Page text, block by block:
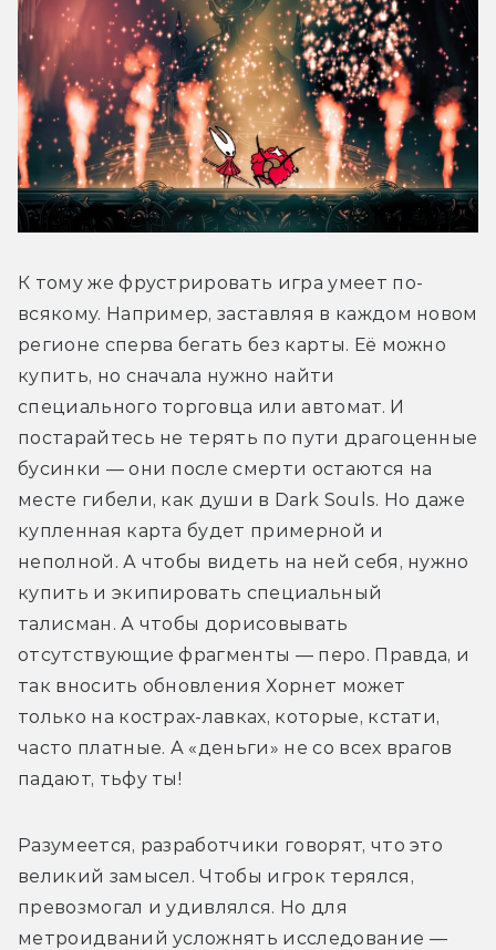
К тому же фрустрировать игра умеет по-
всякому. Например, заставляя в каждом новом
регионе сперва бегать без карты. Её можно
купить, но сначала нужно найти
специального торговца или автомат. И
постарайтесь не терять по пути драгоценные
бусинки — они после смерти остаются на
месте гибели, как души в Dark Souls. Но даже
купленная карта будет примерной и
неполной. А чтобы видеть на ней себя, нужно
купить и экипировать специальный
талисман. А чтобы дорисовывать
отсутствующие фрагменты — перо. Правда, и
так вносить обновления Хорнет может
только на кострах-лавках, которые, кстати,
часто платные. А «деньги» не со всех врагов
падают, тьфу ты!
Разумеется, разработчики говорят, что это
великий замысел. Чтобы игрок терялся,
превозмогал и удивлялся. Но для
метроидваний усложнять исследование —